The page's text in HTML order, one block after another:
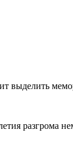
выделить
разгрома